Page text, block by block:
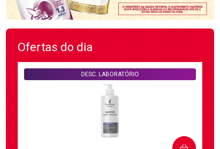
Ofertas do dia
DESC. LABORATÓRIO